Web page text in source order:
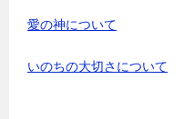
愛の神について
いのちの大切さについて